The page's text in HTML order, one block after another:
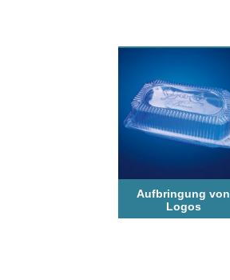
Aufbringung von
Logos